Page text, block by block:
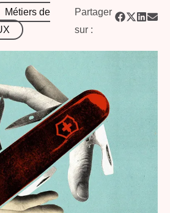
Métiers de
Partager
sur :